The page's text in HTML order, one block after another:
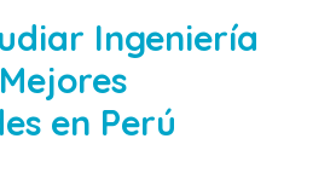
Ingeniería
en Perú